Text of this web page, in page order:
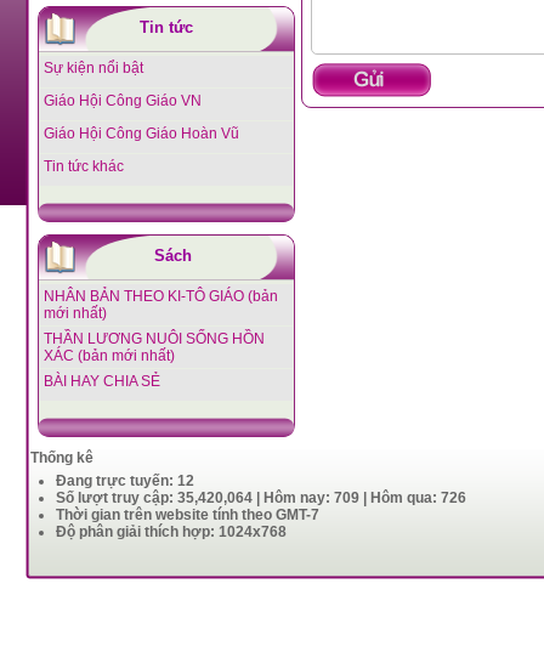
Tin tức
Sự kiện nổi bật
Giáo Hội Công Giáo VN
Giáo Hội Công Giáo Hoàn Vũ
Tin tức khác
Sách
NHÂN BẢN THEO KI-TÔ GIÁO (bản
mới nhất)
THẦN LƯƠNG NUÔI SỐNG HỒN
XÁC (bản mới nhất)
BÀI HAY CHIA SẺ
Thống kê
Đang trực tuyến: 12
Số lượt truy cập: 35,420,064 | Hôm nay: 709 | Hôm qua: 726
Thời gian trên website tính theo GMT-7
Độ phân giải thích hợp: 1024x768